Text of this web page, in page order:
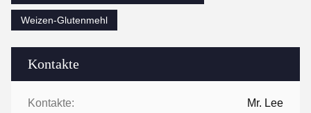
Kontakte
Kontakte: Mr. Lee
Weizen-Glutenmehl